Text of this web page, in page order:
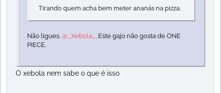
Tirando quem acha bem meter ananás na pizza.
Não ligues,@_Xebola_. Este gajo não gosta de ONE
PIECE.
O xebola nem sabe o que é isso